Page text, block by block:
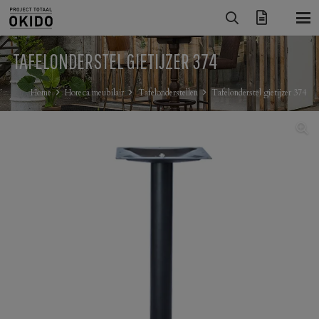
TAFELONDERSTEL GIETIJZER 374
Home Horeca meubilair Tafelonderstellen Tafelonderstel gietijzer 374